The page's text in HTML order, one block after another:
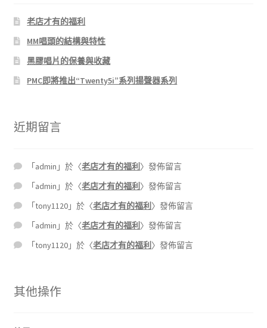
老店才有的福利
MM唱頭的結構與特性
黑膠唱片的保養與收藏
PMC即將推出“Twenty5i”系列揚聲器系列
近期留言
「admin 」於〈老店才有的福利 〉發佈留言
「admin 」於〈老店才有的福利 〉發佈留言
「tony1120 」於〈老店才有的福利 〉發佈留言
「admin 」於〈老店才有的福利 〉發佈留言
「tony1120 」於〈老店才有的福利 〉發佈留言
其他操作